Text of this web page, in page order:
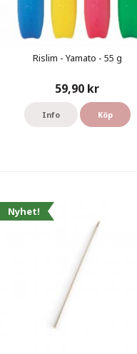
Rislim - Yamato - 55 g
59,90 kr
Info Köp
Nyhet!